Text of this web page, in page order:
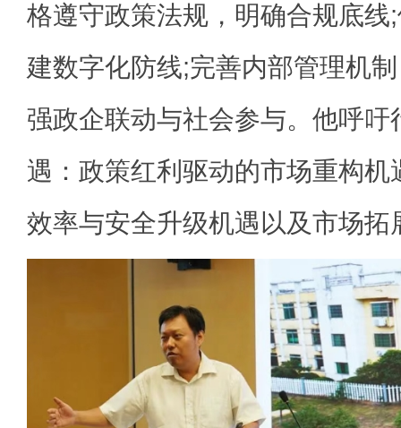
格遵守政策法规，明确合规底线
建数字化防线;完善内部管理机
强政企联动与社会参与。他呼吁
遇：政策红利驱动的市场重构
效率与安全升级机遇以及市场拓